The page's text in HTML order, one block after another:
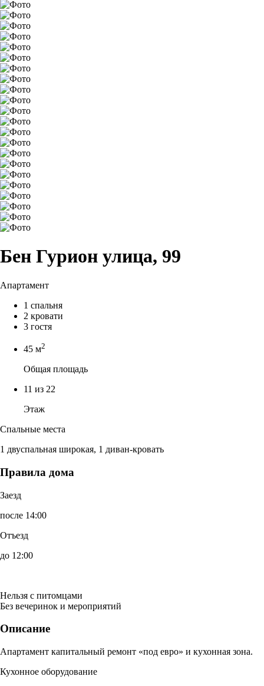
Бен Гурион улица, 99
Апартамент
1 спальня
2 кровати
3 гостя
45 м2
Общая площадь
11 из 22
Этаж
Спальные места
1 двуспальная широкая, 1 диван-кровать
Правила дома
Заезд
после 14:00
Отъезд
до 12:00
Нельзя с питомцами
Без вечеринок и мероприятий
Описание
Апартамент капитальный ремонт «под евро» и кухонная зона.
Кухонное оборудование